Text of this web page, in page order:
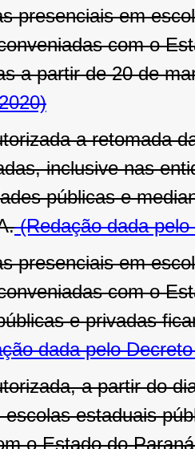
presenciais em
com o
a partir de 20 de
a retomada
inclusive nas
públicas e
(Redação dada pelo
presenciais em
com o
e privadas
dada pelo
a partir do
estaduais
o Estado do